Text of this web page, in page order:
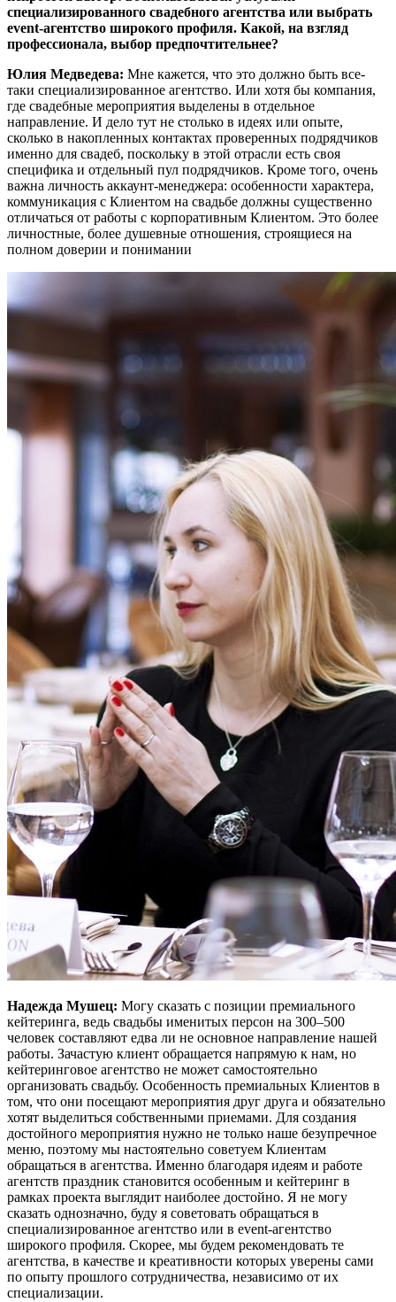
специализированного свадебного агентства или выбрать
event-агентство широкого профиля. Какой, на взгляд
профессионала, выбор предпочтительнее?
Юлия Медведева: Мне кажется, что это должно быть все-
таки специализированное агентство. Или хотя бы компания,
где свадебные мероприятия выделены в отдельное
направление. И дело тут не столько в идеях или опыте,
сколько в накопленных контактах проверенных подрядчиков
именно для свадеб, поскольку в этой отрасли есть своя
специфика и отдельный пул подрядчиков. Кроме того, очень
важна личность аккаунт-менеджера: особенности характера,
коммуникация с Клиентом на свадьбе должны существенно
отличаться от работы с корпоративным Клиентом. Это более
личностные, более душевные отношения, строящиеся на
полном доверии и понимании
Надежда Мушец: Могу сказать с позиции премиального
кейтеринга, ведь свадьбы именитых персон на 300–500
человек составляют едва ли не основное направление нашей
работы. Зачастую клиент обращается напрямую к нам, но
кейтеринговое агентство не может самостоятельно
организовать свадьбу. Особенность премиальных Клиентов в
том, что они посещают мероприятия друг друга и обязательно
хотят выделиться собственными приемами. Для создания
достойного мероприятия нужно не только наше безупречное
меню, поэтому мы настоятельно советуем Клиентам
обращаться в агентства. Именно благодаря идеям и работе
агентств праздник становится особенным и кейтеринг в
рамках проекта выглядит наиболее достойно. Я не могу
сказать однозначно, буду я советовать обращаться в
специализированное агентство или в event-агентство
широкого профиля. Скорее, мы будем рекомендовать те
агентства, в качестве и креативности которых уверены сами
по опыту прошлого сотрудничества, независимо от их
специализации.